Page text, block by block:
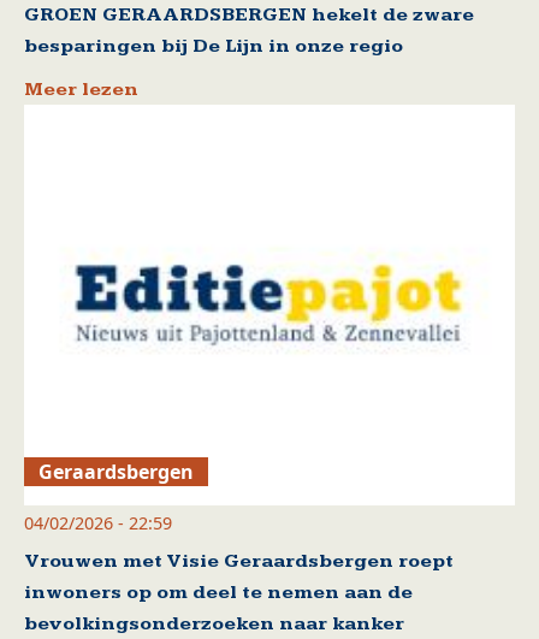
GROEN GERAARDSBERGEN hekelt de zware
besparingen bij De Lijn in onze regio
Meer lezen
Geraardsbergen
04/02/2026 - 22:59
Vrouwen met Visie Geraardsbergen roept
inwoners op om deel te nemen aan de
bevolkingsonderzoeken naar kanker